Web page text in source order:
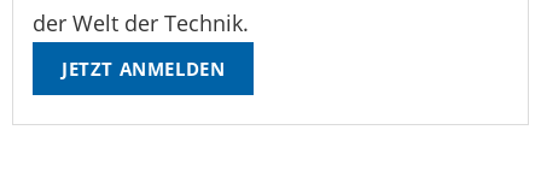
der Welt der Technik.
JETZT ANMELDEN